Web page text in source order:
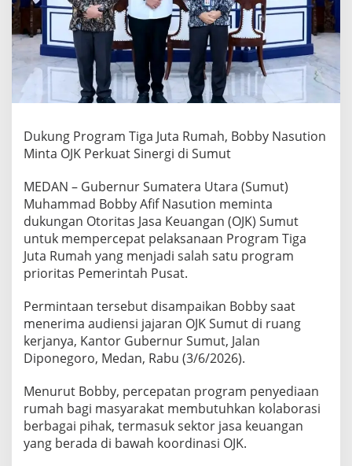
a
R
u
m
a
h
,
o
b
b
N
a
s
u
t
i
o
M
i
n
t
a
J
K
P
e
r
Dukung Program Tiga Juta Rumah, Bobby Nasution
Minta OJK Perkuat Sinergi di Sumut
MEDAN – Gubernur Sumatera Utara (Sumut)
Muhammad Bobby Afif Nasution meminta
dukungan Otoritas Jasa Keuangan (OJK) Sumut
untuk mempercepat pelaksanaan Program Tiga
Juta Rumah yang menjadi salah satu program
prioritas Pemerintah Pusat.
Permintaan tersebut disampaikan Bobby saat
menerima audiensi jajaran OJK Sumut di ruang
kerjanya, Kantor Gubernur Sumut, Jalan
Diponegoro, Medan, Rabu (3/6/2026).
Menurut Bobby, percepatan program penyediaan
rumah bagi masyarakat membutuhkan kolaborasi
berbagai pihak, termasuk sektor jasa keuangan
yang berada di bawah koordinasi OJK.